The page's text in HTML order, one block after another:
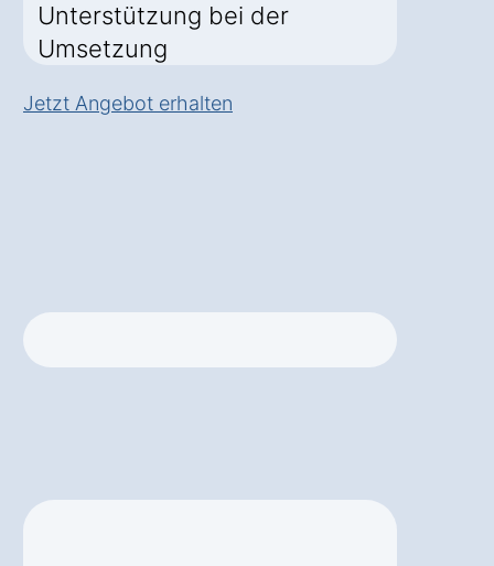
Unterstützung bei der
Umsetzung
Jetzt Angebot erhalten